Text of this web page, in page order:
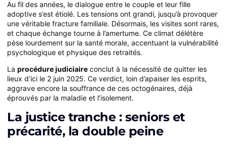
Au fil des années, le dialogue entre le couple et leur fille
adoptive s’est étiolé. Les tensions ont grandi, jusqu’à provoquer
une véritable fracture familiale. Désormais, les visites sont rares,
et chaque échange tourne à l’amertume. Ce climat délétère
pèse lourdement sur la santé morale, accentuant la vulnérabilité
psychologique et physique des retraités.
La procédure judiciaire conclut à la nécessité de quitter les
lieux d’ici le 2 juin 2025. Ce verdict, loin d’apaiser les esprits,
aggrave encore la souffrance de ces octogénaires, déjà
éprouvés par la maladie et l’isolement.
La justice tranche : seniors et
précarité, la double peine